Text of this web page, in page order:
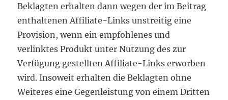
Beklagten erhalten dann wegen der im Beitrag
enthaltenen Affiliate-Links unstreitig eine
Provision, wenn ein empfohlenes und
verlinktes Produkt unter Nutzung des zur
Verfügung gestellten Affiliate-Links erworben
wird. Insoweit erhalten die Beklagten ohne
Weiteres eine Gegenleistung von einem Dritten